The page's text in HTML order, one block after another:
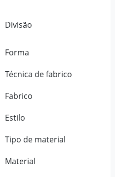
Divisão
Forma
Técnica de fabrico
Fabrico
Estilo
Tipo de material
Material